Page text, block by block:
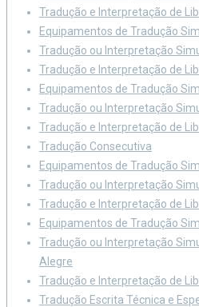
Tradução e Interpretação de
Equipamentos de Tradução
Tradução ou Interpretação
Tradução e Interpretação de
Equipamentos de Tradução
Tradução ou Interpretação
Tradução e Interpretação de
Tradução Consecutiva
Equipamentos de Tradução
Tradução ou Interpretação
Tradução e Interpretação de
Equipamentos de Tradução
Tradução ou Interpretação
Alegre
Tradução e Interpretação de
Tradução Escrita Técnica e